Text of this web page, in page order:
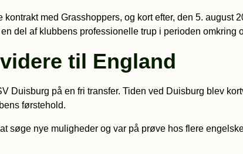
med Grasshoppers, og kort efter, den 5.
del af klubbens professionelle trup i perioden omkring
til England
Duisburg på en fri transfer. Tiden ved Duisburg blev
førstehold.
søge nye muligheder og var på prøve hos flere